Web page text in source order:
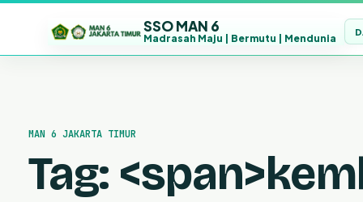
SSO MAN 6
Madrasah Maju | Bermutu | Mendunia
MAN 6 JAKARTA TIMUR
Tag: